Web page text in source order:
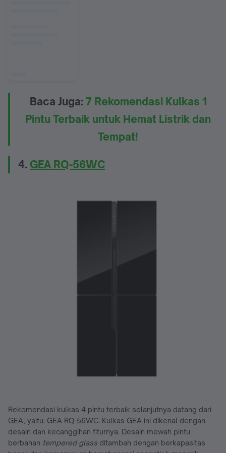
Baca Juga: 7 Rekomendasi Kulkas 1
Pintu Terbaik untuk Hemat Listrik dan
Tempat!
4. GEA RQ-56WC
Rekomendasi kulkas 4 pintu terbaik selanjutnya datang dari
GEA, yaitu. GEA RQ-56WC. Kulkas GEA ini dikenal dengan
desain dan kecanggihan fiturnya. Desain mewah pintu
berbahan tempered glass ditambah dengan berkapasitas